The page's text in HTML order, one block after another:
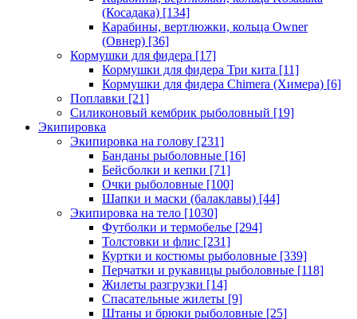
(Косадака) [134]
Карабины, вертлюжки, кольца Owner
(Овнер) [36]
Кормушки для фидера [17]
Кормушки для фидера Три кита [11]
Кормушки для фидера Chimera (Химера) [6]
Поплавки [21]
Силиконовый кембрик рыболовный [19]
Экипировка
Экипировка на голову [231]
Банданы рыболовные [16]
Бейсболки и кепки [71]
Очки рыболовные [100]
Шапки и маски (балаклавы) [44]
Экипировка на тело [1030]
Футболки и термобелье [294]
Толстовки и флис [231]
Куртки и костюмы рыболовные [339]
Перчатки и рукавицы рыболовные [118]
Жилеты разгрузки [14]
Спасательные жилеты [9]
Штаны и брюки рыболовные [25]